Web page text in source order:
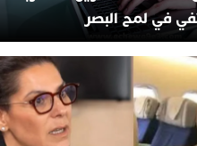
في لمح البصر